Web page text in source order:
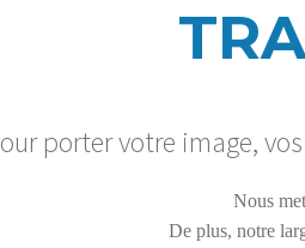
porter votre image,
Nous
De plus, notre